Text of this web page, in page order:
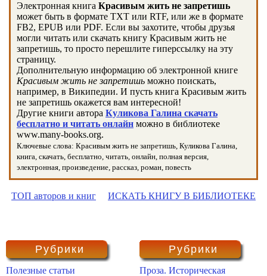
Электронная книга Красивым жить не запретишь
может быть в формате TXT или RTF, или же в формате
FB2, EPUB или PDF. Если вы захотите, чтобы друзья
могли читать или скачать книгу Красивым жить не
запретишь, то просто перешлите гиперссылку на эту
страницу.
Дополнительную информацию об электронной книге
Красивым жить не запретишь можно поискать,
например, в Википедии. И пусть книга Красивым жить
не запретишь окажется вам интересной!
Другие книги автора Куликова Галина скачать
бесплатно и читать онлайн можно в библиотеке
www.many-books.org.
Ключевые слова: Красивым жить не запретишь, Куликова Галина,
книга, скачать, бесплатно, читать, онлайн, полная версия,
электронная, произведение, рассказ, роман, повесть
ТОП авторов и книг ИСКАТЬ КНИГУ В БИБЛИОТЕКЕ
Рубрики
Полезные статьи
Рубрики
Проза. Историческая